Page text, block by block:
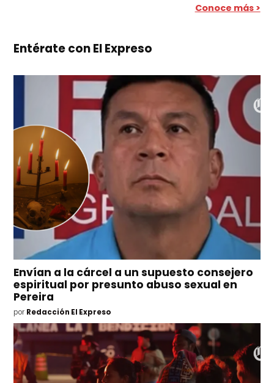
Conoce más >
Entérate con El Expreso
Envían a la cárcel a un supuesto consejero
espiritual por presunto abuso sexual en
Pereira
por Redacción El Expreso